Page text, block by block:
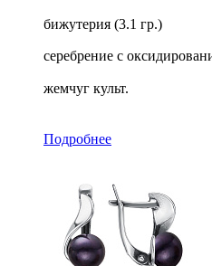
бижутерия (3.1 гр.)
серебрение с
жемчуг культ.
Подробнее